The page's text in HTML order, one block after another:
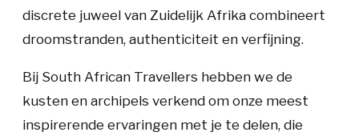
discrete juweel van Zuidelijk Afrika combineert
droomstranden, authenticiteit en verfijning.
Bij South African Travellers hebben we de
kusten en archipels verkend om onze meest
inspirerende ervaringen met je te delen, die